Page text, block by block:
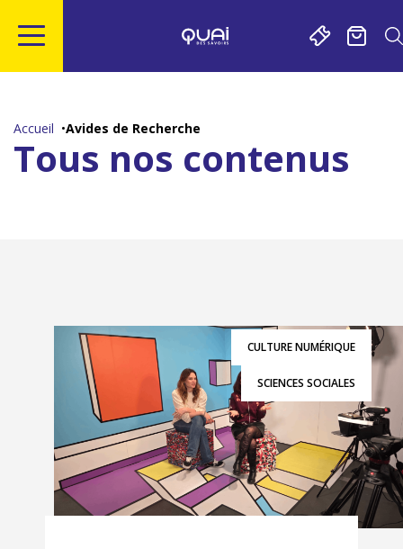
contenu
la
Accueil Avides de Recherche
Tous nos contenus
CULTURE NUMÉRIQUE
SCIENCES SOCIALES